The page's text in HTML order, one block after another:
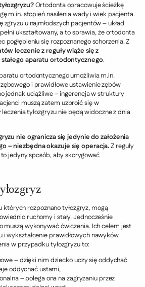
Ortodonta opracowuje ścieżkę
m.in. stopień nasilenia wady i wiek pacjenta.
u najmłodszych pacjentów – układ
ukształtowany, a to sprawia, że ortodonta
pogłębieniu się rozpoznanego schorzenia. Z
leczenie z reguły wiąże się z
aparatu ortodontycznego.
ortodontycznego umożliwia m.in.
i prawidłowe ustawienie zębów
jednak uciążliwe – ingerencja w struktury
muszą zatem uzbroić się w
tyłozgryzu nie będą widoczne z dnia
nie ogranicza się jedynie do założenia
– niezbędna okazuje się operacja.Z reguły
jedyny sposób, aby skorygować
których rozpoznano tyłozgryz, mogą
ruchomy i stały. Jednocześnie
muszą wykonywać ćwiczenia. Ich celem jest
i wykształcenie prawidłowych nawyków.
w przypadku tyłozgryzu to:
– dzięki nim dziecko uczy się oddychać
oddychać ustami,
– polega ona na zagryzaniu przez